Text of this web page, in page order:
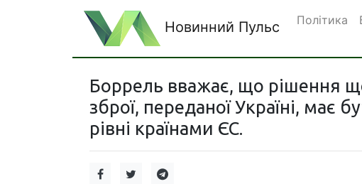
Новинний Пульс Політика
Боррель вважає, що рішення
зброї, переданої Україні, має
рівні країнами ЄС.